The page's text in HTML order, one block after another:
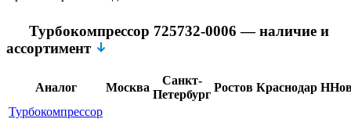
Турбокомпрессор 725732-0006 — наличие и
ассортимент
Аналог Москва
Санкт-
Петербург
Ростов Краснодар
Турбокомпрессор